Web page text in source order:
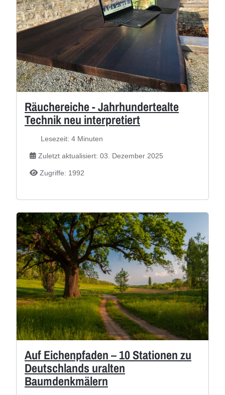
Räuchereiche - Jahrhundertealte
Technik neu interpretiert
Lesezeit: 4 Minuten
Zuletzt aktualisiert: 03. Dezember 2025
Zugriffe: 1992
Auf Eichenpfaden – 10 Stationen zu
Deutschlands uralten
Baumdenkmälern